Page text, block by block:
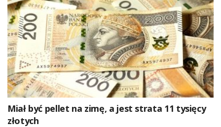
Miał być pellet na zimę, a jest strata 11 tysięcy
złotych